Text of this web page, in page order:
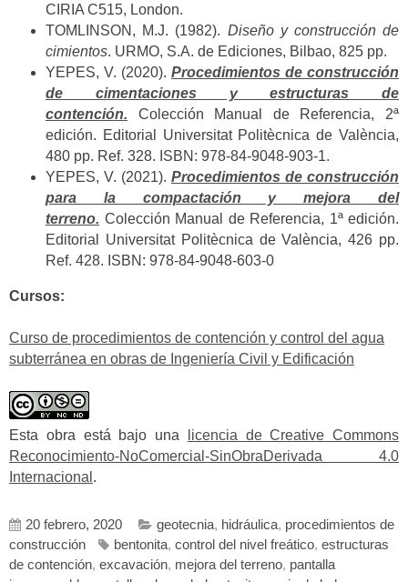
CIRIA C515, London.
TOMLINSON, M.J. (1982). Diseño y construcción de
cimientos. URMO, S.A. de Ediciones, Bilbao, 825 pp.
YEPES, V. (2020). Procedimientos de construcción
de cimentaciones y estructuras de
contención. Colección Manual de Referencia, 2ª
edición. Editorial Universitat Politècnica de València,
480 pp. Ref. 328. ISBN: 978-84-9048-903-1.
YEPES, V. (2021). Procedimientos de construcción
para la compactación y mejora del
terreno. Colección Manual de Referencia, 1ª edición.
Editorial Universitat Politècnica de València, 426 pp.
Ref. 428. ISBN: 978-84-9048-603-0
Cursos:
Curso de procedimientos de contención y control del agua
subterránea en obras de Ingeniería Civil y Edificación
Esta obra está bajo una
licencia de Creative Commons
Reconocimiento-NoComercial-SinObraDerivada 4.0
Internacional .
20 febrero, 2020 geotecnia, hidráulica, procedimientos de
construcción
bentonita, control del nivel freático, estructuras
de contención, excavación, mejora del terreno, pantalla